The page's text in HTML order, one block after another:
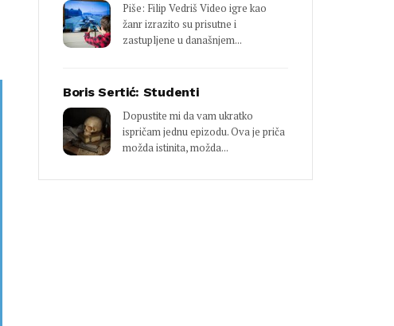
Piše: Filip Vedriš Video igre kao
žanr izrazito su prisutne i
zastupljene u današnjem...
Boris Sertić: Studenti
Dopustite mi da vam ukratko
ispričam jednu epizodu. Ova je priča
možda istinita, možda...